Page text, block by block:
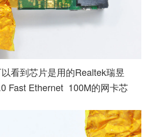
看到芯片是用的Realtek瑞昱
Fast Ethernet 100M的网卡芯